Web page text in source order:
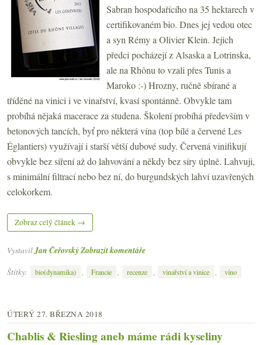
Sabran hospodařícího na 35 hektarech v
certifikovaném bio. Dnes jej vedou otec
a syn Rémy a Olivier Klein. Jejich
předci pocházejí z Alsaska a Lotrinska,
ale na Rhônu to vzali přes Tunis a
Maroko :-) Hrozny, ručně sbírané a
tříděné na vinici i ve vinařství, kvasí spontánně. Obvykle tam
probíhá nějaká macerace za studena. Školení probíhá především v
betonových tancích, byť pro některá vína (top bílé a červené Les
Églantiers) využívají i starší větší dubové sudy. Červená vinifikují
obvykle bez síření až do lahvování a někdy bez síry úplně. Lahvuji,
s minimální filtrací nebo bez ní, do burgundských lahví uzavřených
celokorkem.
Zobraz celý článek →
VystavilJan ČeřovskýZobrazit komentáře
Štítky:
bio(dynamika) , Francie , recenze , vinařství a vinice , víno
ÚTERÝ 27. BŘEZNA 2018
Chablis & Riesling aneb máme rádi kyseliny